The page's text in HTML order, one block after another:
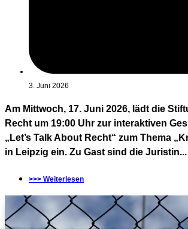
3. Juni 2026
Am Mittwoch, 17. Juni 2026, lädt die
Recht um 19:00 Uhr zur interaktiven
„Let’s Talk About Recht“ zum Thema
in Leipzig ein. Zu Gast sind die Juristin...
>>> Weiterlesen